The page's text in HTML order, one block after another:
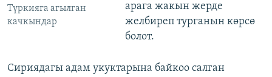
Түркияга агылган
качкындар
арага жакын жерде
желбиреп турганын көрсө
болот.
Сириядагы адам укуктарына байкоо салган